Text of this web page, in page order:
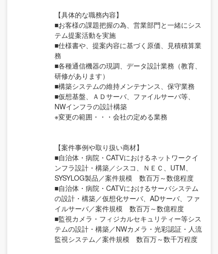
【具体的な職務内容】
■お客様の課題把握の為、営業部門と一緒にシス
テム提案活動を実施
■仕様書や、提案内容に基づく原価、見積積算業
務
■各種通信機器の現調、データ設計業務（教育、
研修があります）
■構築システムの維持メンテナンス、保守業務
■仮想基盤、ＡＤサーバ、ファイルサーバ等、
NWインフラの設計構築
※変更の範囲・・・会社の定める業務
【案件事例や取り扱い商材】
■自治体・病院・CATVにおけるネットワークイ
ンフラ設計・構築／シスコ、ＮＥＣ、UTM、
SYSYLOG製品／案件規模 数百万～数億程度
■自治体・病院・CATVにおけるサーバシステム
の設計・構築／仮想化サーバ、ADサーバ、ファ
イルサーバ／案件規模 数百万～数億程度
■監視カメラ・フィジカルセキュリティー等シス
テムの設計・構築／NWカメラ・光彩認証・人流
監視システム／案件規模 数百万～数千万程度